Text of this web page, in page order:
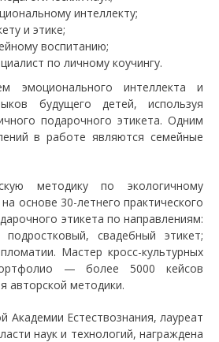
интеллекту;
и этике;
воспитанию;
по личному коучингу.
эмоционального интеллекта и
будущего детей, используя
подарочного этикета. Одним
в работе являются семейные
методику по экологичному
основе 30-летнего практического
этикета по направлениям:
свадебный этикет;
Мастер кросс-культурных
— более 5000 кейсов
авторской методики.
Академии Естествознания, лауреат
наук и технологий, награждена